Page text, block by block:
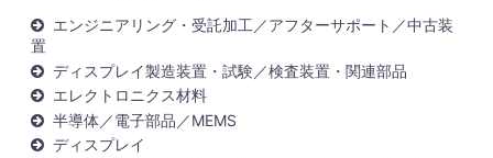
エンジニアリング・受託加工／アフターサポート／中古装
置
ディスプレイ製造装置・試験／検査装置・関連部品
エレクトロニクス材料
半導体／電子部品／MEMS
ディスプレイ